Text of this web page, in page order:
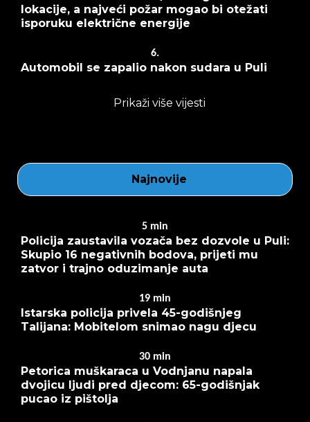
lokacije, a najveći požar mogao bi otežati
isporuku električne energije
6.
Automobil se zapalio nakon sudara u Puli
Prikaži više vijesti
Najnovije
5 min
Policija zaustavila vozača bez dozvole u Puli:
Skupio 16 negativnih bodova, prijeti mu
zatvor i trajno oduzimanje auta
19 min
Istarska policija privela 45-godišnjeg
Talijana: Mobitelom snimao nagu djecu
30 min
Petorica muškaraca u Vodnjanu napala
dvojicu ljudi pred djecom: 65-godišnjak
pucao iz pištolja